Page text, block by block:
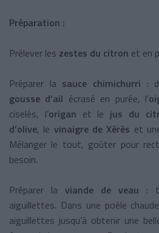
Préparation :
Prélever les zestes du citron et en
Préparer lasauce chimichurri :
gousse d’ail écrasé en purée, l’
ciselés, l’origan et le jus du
d’olive, le vinaigre de Xérès et
Mélanger le tout, goûter pour
besoin.
Préparer la viande de veau :
aiguillettes. Dans une poêle
aiguillettes jusqu’à obtenir une